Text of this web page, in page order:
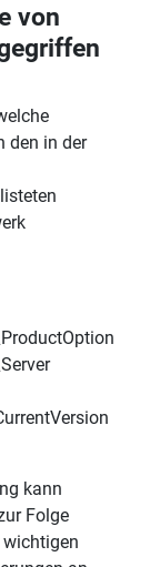
von
den in der
kann
Folge
wichtigen